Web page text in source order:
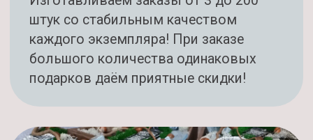
подарки ) все очень довольны!
Обязательно еще будем заказывать
Смотреть скриншот
ОКСАНА
Марина, мамочка, бабушка в диком